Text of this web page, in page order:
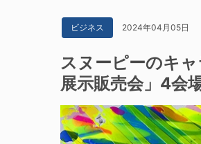
ビジネス 2024年04月05日
スヌーピーのキ
展示販売会」4会